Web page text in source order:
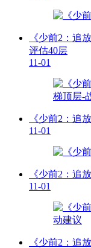
《少前2：追
评估40层
11-01
《少前2：追
11-01
《少前2：追
11-01
《少前2：追